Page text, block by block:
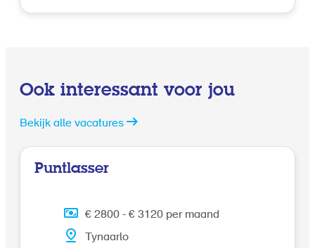
Ook interessant voor jou
Bekijk alle vacatures
Puntlasser
€ 2800 - € 3120 per maand
Tynaarlo